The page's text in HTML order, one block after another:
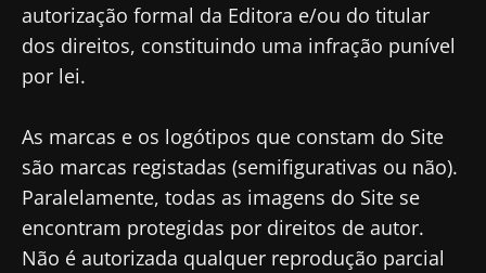
autorização formal da Editora e/ou do titular
dos direitos, constituindo uma infração punível
por lei.
As marcas e os logótipos que constam do Site
são marcas registadas (semifigurativas ou não).
Paralelamente, todas as imagens do Site se
encontram protegidas por direitos de autor.
Não é autorizada qualquer reprodução parcial
* Campo obrigatório
BMI 20-35
23/07/2026
das
microbiotas
na saúde
reprodutiva
Ler o artigo
intratumoral
do cancro
colorretal: um
indicador
prognóstico
independente?
bactéria
intestinal
aumenta a
força
muscular
Ler o